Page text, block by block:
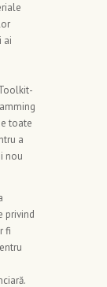
ai
toate
a
nou
privind
fi